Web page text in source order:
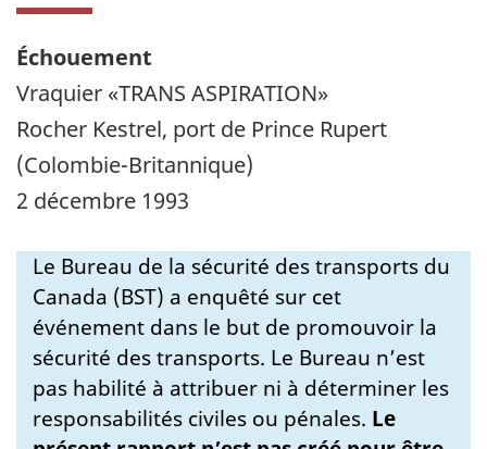
Échouement
Vraquier «TRANS ASPIRATION»
Rocher Kestrel, port de Prince Rupert
(Colombie-Britannique)
2 décembre 1993
Le Bureau de la sécurité des transports du
Canada (BST) a enquêté sur cet
événement dans le but de promouvoir la
sécurité des transports. Le Bureau n’est
pas habilité à attribuer ni à déterminer les
responsabilités civiles ou pénales. Le